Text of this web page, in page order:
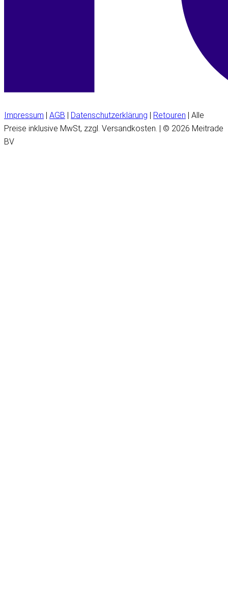
Impressum | AGB | Datenschutzerklärung | Retouren | Alle
Preise inklusive MwSt, zzgl. Versandkosten. | © 2026 Meitrade
BV